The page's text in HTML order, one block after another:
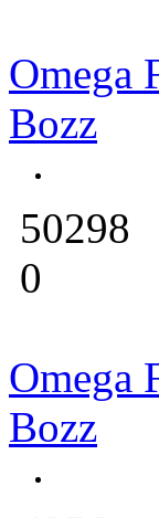
Omega
Bozz
50298
0
Omega
Bozz